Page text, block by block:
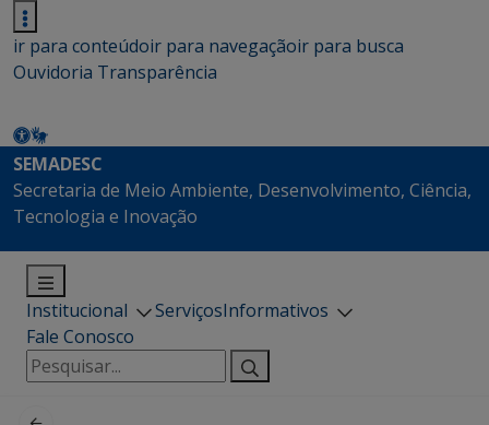
ir para conteúdoir para navegaçãoir para busca
Ouvidoria Transparência
SEMADESC
Secretaria de Meio Ambiente, Desenvolvimento, Ciência,
Tecnologia e Inovação
Institucional ServiçosInformativos
Fale Conosco
Pesquisar
por: